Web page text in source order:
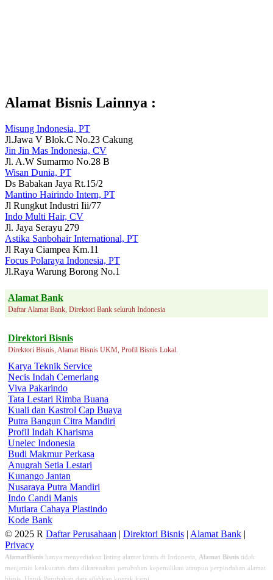
Alamat Bisnis Lainnya :
Misung Indonesia, PT
Jl.Jawa V Blok.C No.23 Cakung
Jin Jin Mas Indonesia, CV
Jl. A.W Sumarmo No.28 B
Wisan Dunia, PT
Ds Babakan Jaya Rt.15/2
Mantino Hairindo Intern, PT
Jl Rungkut Industri Iii/77
Indo Multi Hair, CV
Jl. Jaya Serayu 279
Astika Sanbohair International, PT
Jl Raya Ciampea Km.11
Focus Polaraya Indonesia, PT
Jl.Raya Warung Borong No.1
Alamat Bank
Daftar Alamat Bank, Direktori Bank seluruh Indonesia
Direktori Bisnis
Direktori Bisnis, Alamat Bisnis UKM, Profil Bisnis Lokal.
Karya Teknik Service
Necis Indah Cemerlang
Viva Pakarindo
Tata Lestari Rimba Buana
Kuali dan Kastrol Cap Buaya
Putra Bangun Citra Mandiri
Profil Indah Kharisma
Unelec Indonesia
Budi Makmur Perkasa
Anugrah Setia Lestari
Kunango Jantan
Nusaraya Putra Mandiri
Indo Candi Manis
Mutiara Cahaya Plastindo
Kode Bank
© 2025 R Daftar Perusahaan | Direktori Bisnis | Alamat Bank |
Privacy
AlamatBisnis hanya menyediakan listing alamat bisnis di Indonesia, Alamat Bisnis tidak
menjamin keakuratan data dikarenakan perubahan kepemilikan ataupun perpindahan alamat